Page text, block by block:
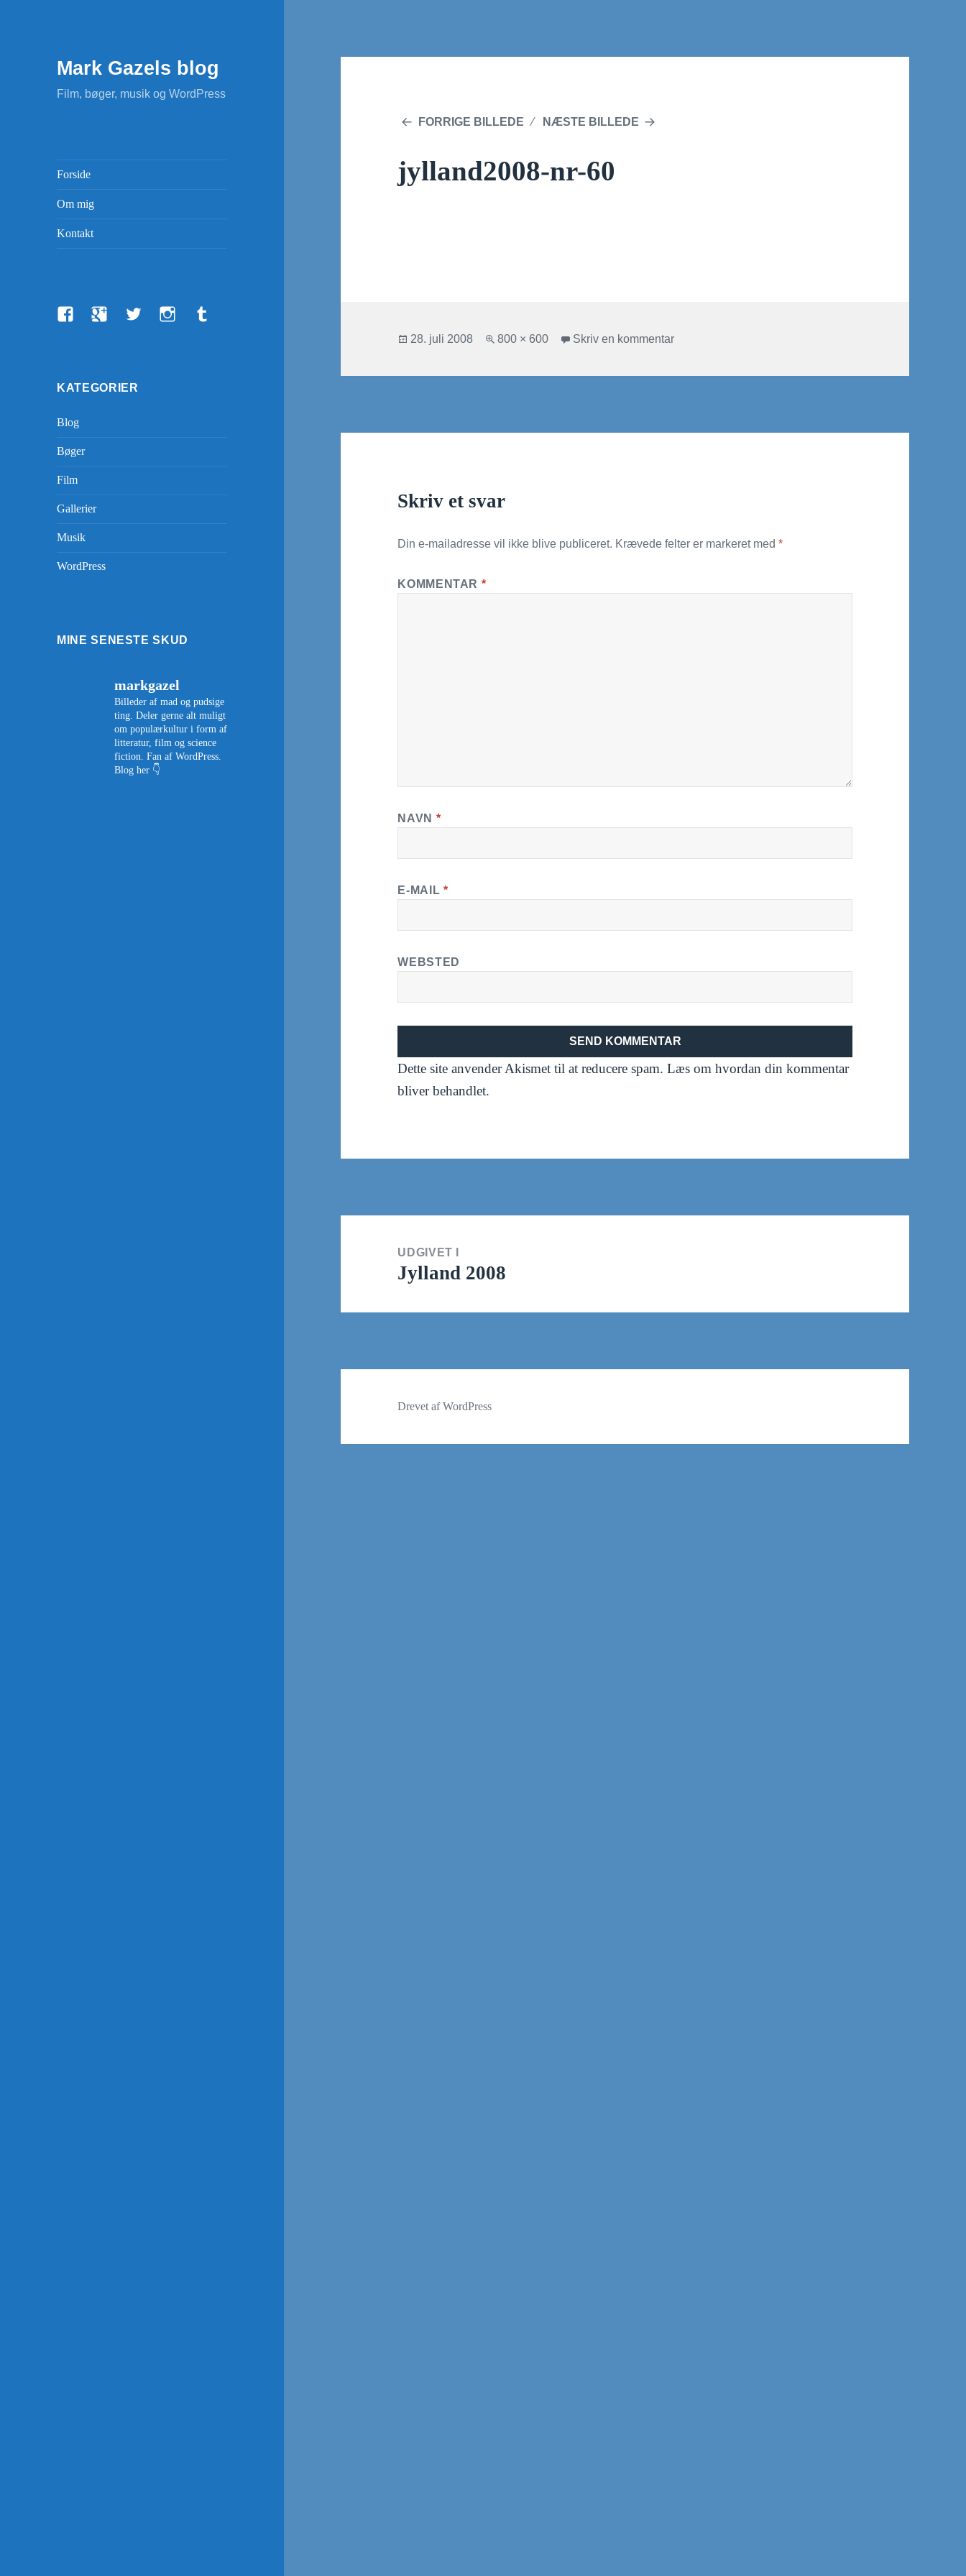
Mark Gazels blog
Film, bøger, musik og WordPress
Forside
Om mig
Kontakt
FacebookGoogle+TwitterInstagramTumblr
KATEGORIER
Blog
Bøger
Film
Gallerier
Musik
WordPress
MINE SENESTE SKUD
markgazel
Billeder af mad og pudsige
ting. Deler gerne alt muligt
om populærkultur i form af
litteratur, film og science
fiction. Fan af WordPress.
Blog her 👇
FORRIGE BILLEDE NÆSTE BILLEDE
jylland2008-nr-60
Udgivet
28. juli 2008
Fuld
800 × 600 Skriv en kommentar
Skriv et svar
Din e-mailadresse vil ikke blive publiceret. Krævede felter er markeret med*
KOMMENTAR *
NAVN *
E-MAIL *
WEBSTED
Dette site anvender Akismet til at reducere spam.Læs om hvordan din kommentar
bliver behandlet.
UDGIVET I
Jylland 2008
Drevet af WordPress